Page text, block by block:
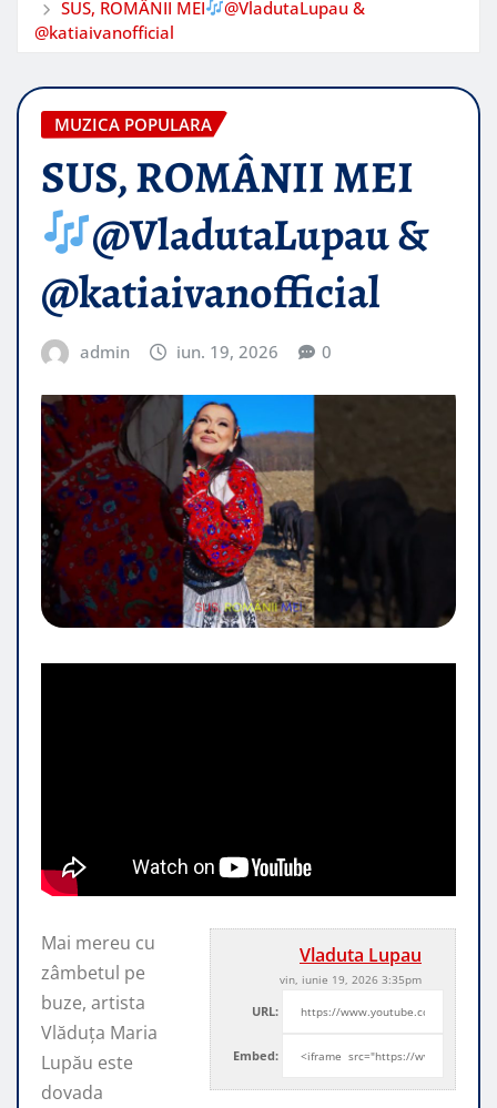
SUS, ROMÂNII MEI
​@VladutaLupau &
@katiaivanofficial
MUZICA POPULARA
SUS, ROMÂNII MEI
​@VladutaLupau &
@katiaivanofficial
admin iun. 19, 2026 0
Vladuta Lupau
vin, iunie 19, 2026 3:35pm
URL:
Embed:
Mai mereu cu
zâmbetul pe
buze, artista
Vlăduța Maria
Lupău este
dovada